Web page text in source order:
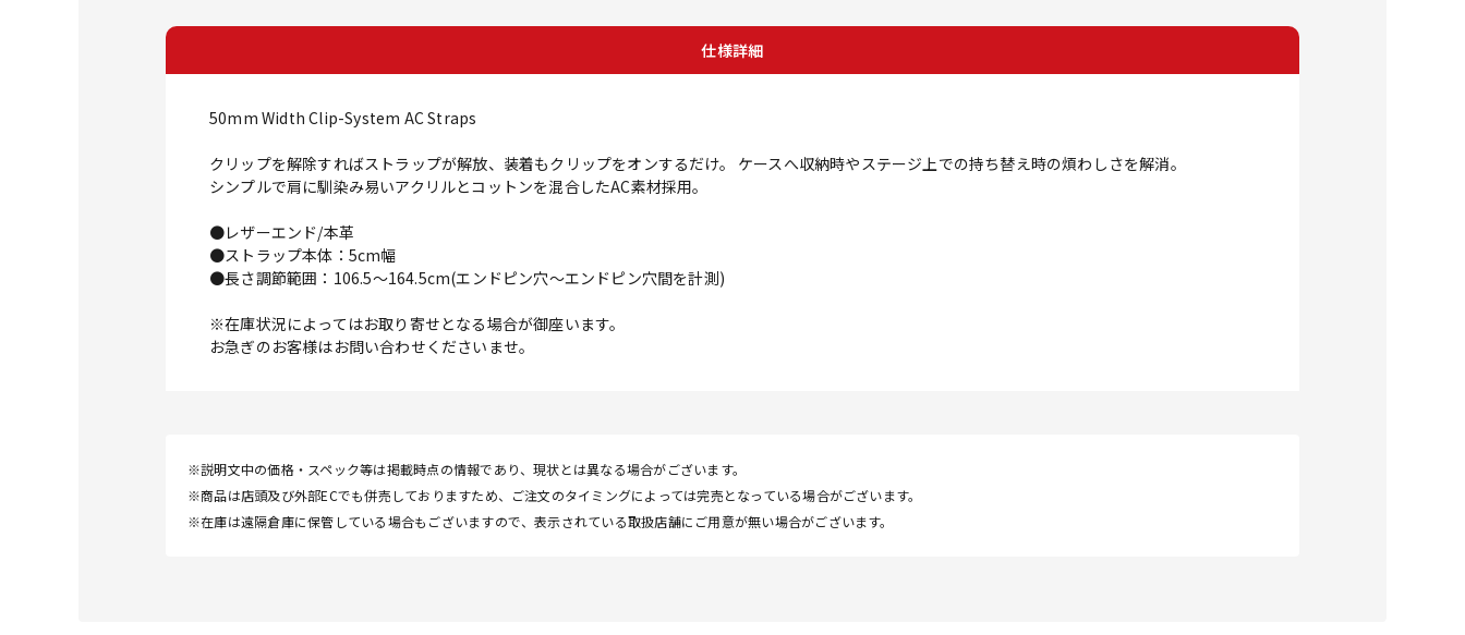
仕様詳細
50mm Width Clip-System AC Straps
クリップを解除すればストラップが解放、装着もクリップをオンするだけ。 ケースへ収納時やステージ上での持ち替え時の煩わしさを解消。
シンプルで肩に馴染み易いアクリルとコットンを混合したAC素材採用。
●レザーエンド/本革
●ストラップ本体：5cm幅
●長さ調節範囲：106.5～164.5cm(エンドピン穴～エンドピン穴間を計測)
※在庫状況によってはお取り寄せとなる場合が御座います。
お急ぎのお客様はお問い合わせくださいませ。
※説明文中の価格・スペック等は掲載時点の情報であり、現状とは異なる場合がございます。
※商品は店頭及び外部ECでも併売しておりますため、ご注文のタイミングによっては完売となっている場合がございます。
※在庫は遠隔倉庫に保管している場合もございますので、表示されている取扱店舗にご用意が無い場合がございます。